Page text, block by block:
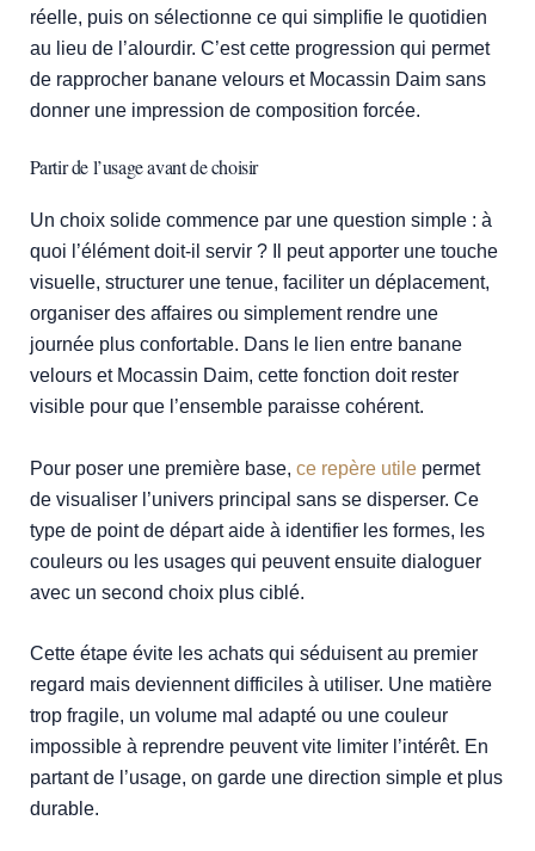
réelle, puis on sélectionne ce qui simplifie le quotidien
au lieu de l’alourdir. C’est cette progression qui permet
de rapprocher banane velours et Mocassin Daim sans
donner une impression de composition forcée.
Partir de l’usage avant de choisir
Un choix solide commence par une question simple : à
quoi l’élément doit-il servir ? Il peut apporter une touche
visuelle, structurer une tenue, faciliter un déplacement,
organiser des affaires ou simplement rendre une
journée plus confortable. Dans le lien entre banane
velours et Mocassin Daim, cette fonction doit rester
visible pour que l’ensemble paraisse cohérent.
Pour poser une première base, ce repère utilepermet
de visualiser l’univers principal sans se disperser. Ce
type de point de départ aide à identifier les formes, les
couleurs ou les usages qui peuvent ensuite dialoguer
avec un second choix plus ciblé.
Cette étape évite les achats qui séduisent au premier
regard mais deviennent difficiles à utiliser. Une matière
trop fragile, un volume mal adapté ou une couleur
impossible à reprendre peuvent vite limiter l’intérêt. En
partant de l’usage, on garde une direction simple et plus
durable.